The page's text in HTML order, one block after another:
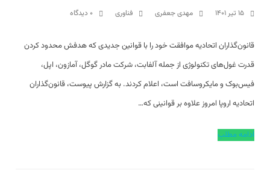
۱۵ تیر ۱۴۰۱ مهدی جعفری فناوری ۰ دیدگاه
قانون‌گذاران اتحادیه موافقت خود را با قوانین جدیدی که هدفش محدود کردن
قدرت غول‌های تکنولوژی از جمله آلفابت، شرکت مادر گوگل، آمازون، اپل،
فیس‌بوک و مایکروسافت است، اعلام کردند. به گزارش پیوست، قانون‌گذاران
اتحادیه اروپا امروز علاوه بر قوانینی که…
ادامه مطلب